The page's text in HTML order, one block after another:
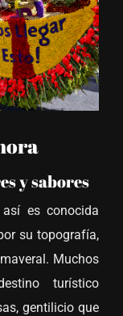
y sabores
es conocida
su topografía,
Muchos
turístico
gentilicio que